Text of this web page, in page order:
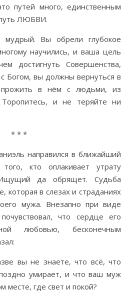
путей много, единственным
путь ЛЮБВИ.
мудрый. Вы обрели глубокое
научились, и ваша цель
достигнуть Совершенства,
Богом, вы должны вернуться в
в нём с людьми, из
и не теряйте ни
* * *
направился в ближайший
кто оплакивает утрату
Ищущий да обрящет. Судьба
которая в слезах и страданиях
мужа. Внезапно при виде
что сердце его
любовью, бесконечным
вы не знаете, что всё, что
умирает, и что ваш муж
месте, где свет и покой?